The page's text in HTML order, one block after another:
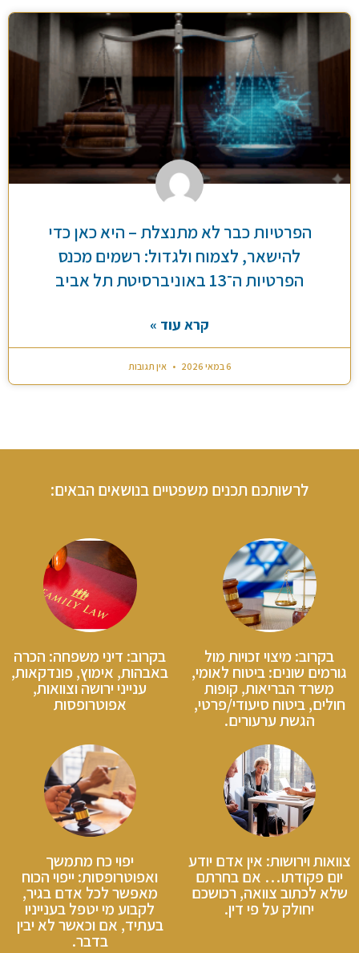
הפרטיות כבר לא מתנצלת – היא כאן כדי
להישאר, לצמוח ולגדול: רשמים מכנס
הפרטיות ה־13 באוניברסיטת תל אביב
קרא עוד »
6 במאי 2026 אין תגובות
לרשותכם תכנים משפטיים בנושאים הבאים:
בקרוב: מיצוי זכויות מול
גורמים שונים: ביטוח לאומי,
משרד הבריאות, קופות
חולים, ביטוח סיעודי/פרטי,
הגשת ערעורים.
בקרוב: דיני משפחה: הכרה
באבהות, אימוץ, פונדקאות,
ענייני ירושה וצוואות,
אפוטרופסות
צוואות וירושות: אין אדם יודע
יום פקודתו… אם בחרתם
שלא לכתוב צוואה, רכושכם
יחולק על פי דין.
יפוי כח מתמשך
ואפוטרופסות: ייפוי הכוח
מאפשר לכל אדם בגיר,
לקבוע מי יטפל בענייניו
בעתיד, אם וכאשר לא יבין
בדבר.